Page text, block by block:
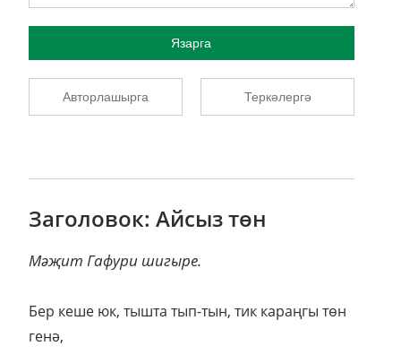
Язарга
Авторлашырга Теркәлергә
Заголовок: Айсыз төн
Мәҗит Гафури шигыре.
Бер кеше юк, тышта тып-тын, тик караңгы төн
генә,